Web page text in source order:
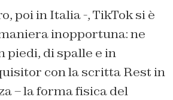
poi in Italia -, TikTok si è
inopportuna: ne
piedi, di spalle e in
con la scritta Rest in
– la forma fisica del